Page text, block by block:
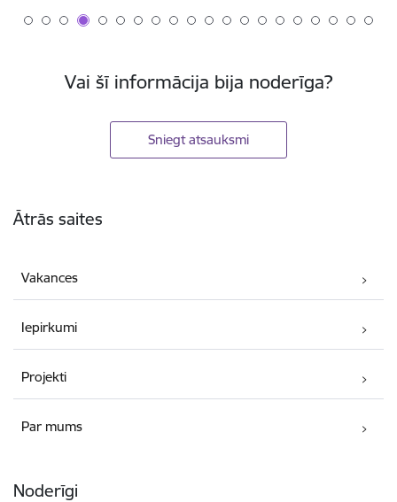
Vai šī informācija bija noderīga?
Sniegt atsauksmi
Ātrās saites
Vakances
Iepirkumi
Projekti
Par mums
Noderīgi